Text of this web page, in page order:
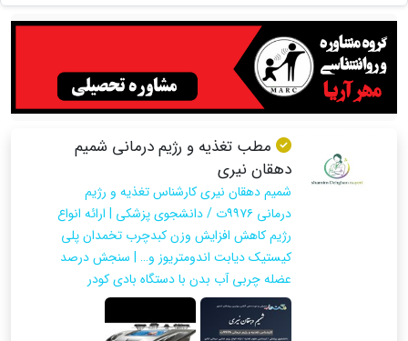
مطب تغذیه و رژیم درمانی شمیم
دهقان نیری
شمیم دهقان نیری کارشناس تغذیه و رژیم
درمانی ۹۹۷۶ت / دانشجوی پزشکی | ارائه انواع
رژیم کاهش افزایش وزن کبدچرب تخمدان پلی
کیستیک دیابت اندومتریوز و… | سنجش درصد
عضله چربی آب بدن با دستگاه بادی کودر